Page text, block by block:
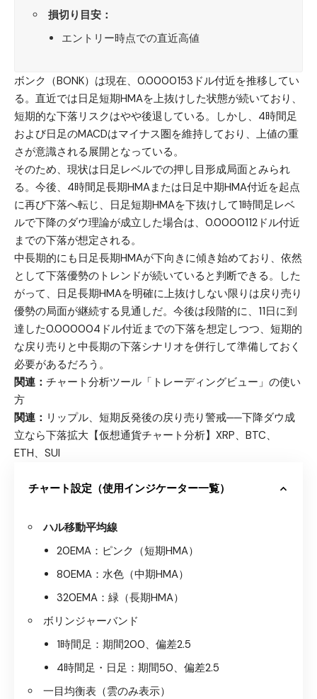
損切り目安：
エントリー時点での直近高値
ボンク（BONK）は現在、0.0000153ドル付近を推移してい
る。直近では日足短期HMAを上抜けした状態が続いており、
短期的な下落リスクはやや後退している。しかし、4時間足
および日足のMACDはマイナス圏を維持しており、上値の重
さが意識される展開となっている。
そのため、現状は日足レベルでの押し目形成局面とみられ
る。今後、4時間足長期HMAまたは日足中期HMA付近を起点
に再び下落へ転じ、日足短期HMAを下抜けして1時間足レベ
ルで下降のダウ理論が成立した場合は、0.0000112ドル付近
までの下落が想定される。
中長期的にも日足長期HMAが下向きに傾き始めており、依然
として下落優勢のトレンドが続いていると判断できる。した
がって、日足長期HMAを明確に上抜けしない限りは戻り売り
優勢の局面が継続する見通しだ。今後は段階的に、11日に到
達した0.000004ドル付近までの下落を想定しつつ、短期的
な戻り売りと中長期の下落シナリオを併行して準備しておく
必要があるだろう。
関連： チャート分析ツール「トレーディングビュー」の使い
方
関連： リップル、短期反発後の戻り売り警戒──下降ダウ成
立なら下落拡大【仮想通貨チャート分析】XRP、BTC、
ETH、SUI
チャート設定（使用インジケーター一覧）
ハル移動平均線
20EMA：ピンク（短期HMA）
80EMA：水色（中期HMA）
320EMA：緑（長期HMA）
ボリンジャーバンド
1時間足：期間200、偏差2.5
4時間足・日足：期間50、偏差2.5
一目均衡表（雲のみ表示）